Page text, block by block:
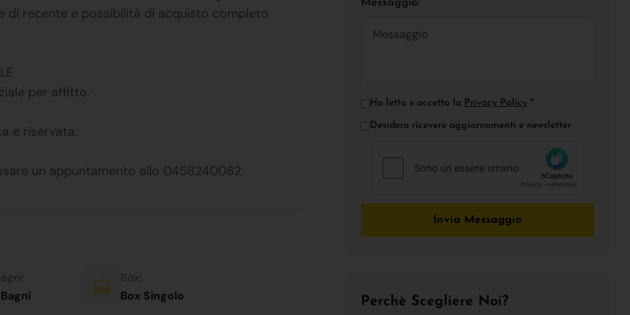
recente e possibilità di acquisto completo
per affitto.
e riservata.
un appuntamento allo 0458240082.
Bagni
Box:
Box Singolo
Messaggio:
Ho letto e accetto la Privacy Policy *
Desidero ricevere aggiornamenti e newsletter
Invia Messaggio
Perchè Scegliere Noi?